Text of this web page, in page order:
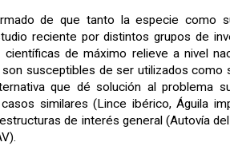
de que tanto la especie como
reciente por distintos grupos de
científicas de máximo relieve a nivel
son susceptibles de ser utilizados como
que dé solución al problema
similares (Lince ibérico, Águila
de interés general (Autovía